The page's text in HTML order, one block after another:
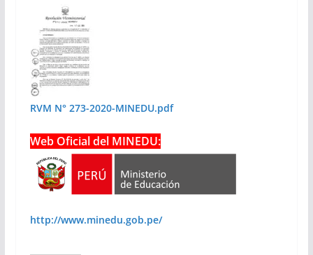
RVM N° 273-2020-MINEDU.pdf
Web Oficial del MINEDU:
http://www.minedu.gob.pe/